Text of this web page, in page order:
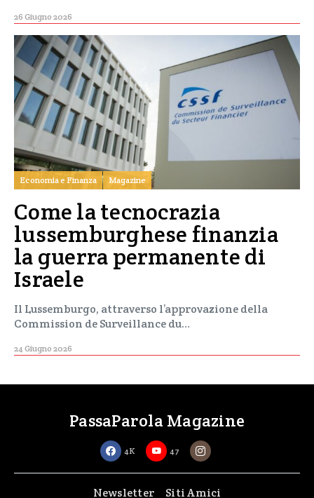
26 Giugno 2026
Economia e Finanza Magazine
Come la tecnocrazia
lussemburghese finanzia
la guerra permanente di
Israele
Il Lussemburgo, attraverso l’approvazione della
Commission de Surveillance du…
24 Giugno 2026
PassaParola Magazine
4K 47
Newsletter Siti Amici